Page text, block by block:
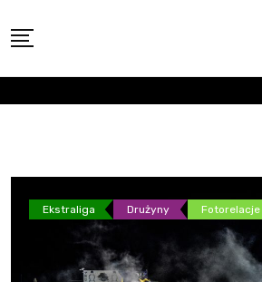
to
Ekstraliga Drużyny Fotorelacje